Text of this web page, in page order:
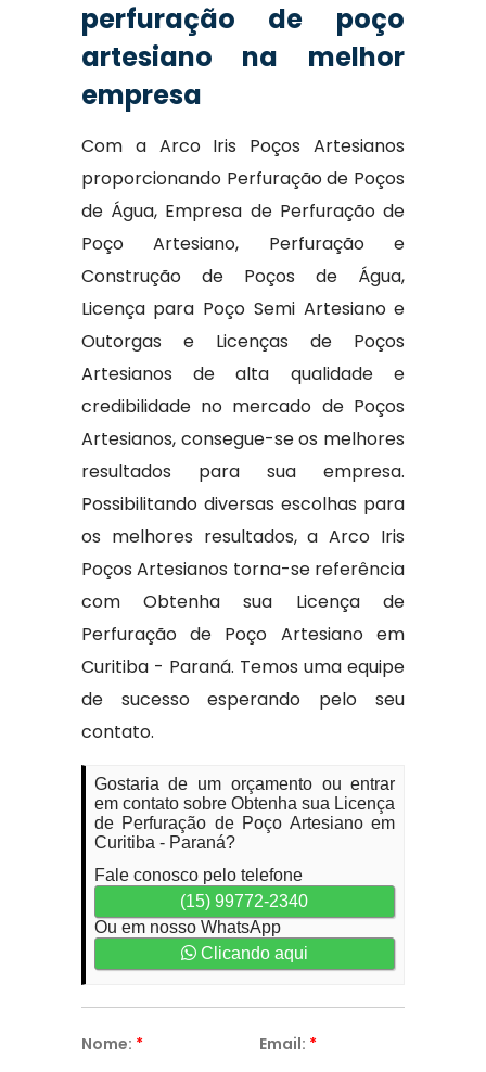
perfuração de poço
artesiano na melhor
empresa
Com a Arco Iris Poços Artesianos
proporcionando Perfuração de Poços
de Água, Empresa de Perfuração de
Poço Artesiano, Perfuração e
Construção de Poços de Água,
Licença para Poço Semi Artesiano e
Outorgas e Licenças de Poços
Artesianos de alta qualidade e
credibilidade no mercado de Poços
Artesianos, consegue-se os melhores
resultados para sua empresa.
Possibilitando diversas escolhas para
os melhores resultados, a Arco Iris
Poços Artesianos torna-se referência
com Obtenha sua Licença de
Perfuração de Poço Artesiano em
Curitiba - Paraná. Temos uma equipe
de sucesso esperando pelo seu
contato.
Gostaria de um orçamento ou entrar
em contato sobre Obtenha sua Licença
de Perfuração de Poço Artesiano em
Curitiba - Paraná?
Fale conosco pelo telefone
(15) 99772-2340
Ou em nosso WhatsApp
Clicando aqui
Nome: * Email: *